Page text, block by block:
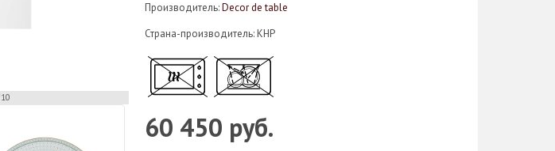
Производитель:Decor de table
Страна-производитель: КНР
60 450 руб.